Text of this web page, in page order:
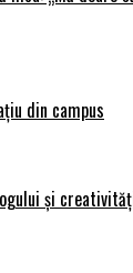
din campus
și